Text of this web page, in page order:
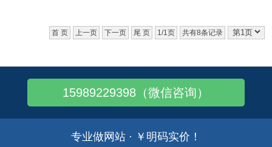
首 页 上一页 下一页 尾 页 1/1页 共有8条记录
15989229398（微信咨询）
专业做网站 · ￥明码实价！